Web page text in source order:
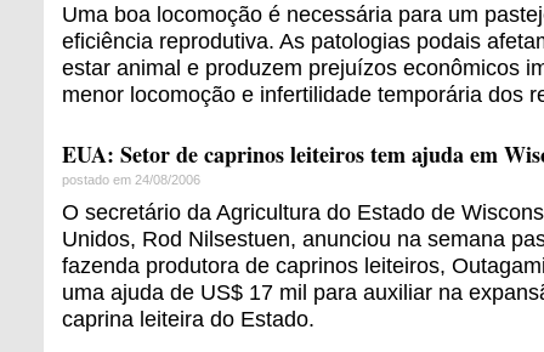
Uma boa locomoção é necessária para um
eficiência reprodutiva. As patologias podais
estar animal e produzem prejuízos econômicos
menor locomoção e infertilidade temporária dos
EUA: Setor de caprinos leiteiros tem ajuda em
postado em 24/08/2006
O secretário da Agricultura do Estado de
Unidos, Rod Nilsestuen, anunciou na semana
fazenda produtora de caprinos leiteiros,
uma ajuda de US$ 17 mil para auxiliar na
caprina leiteira do Estado.